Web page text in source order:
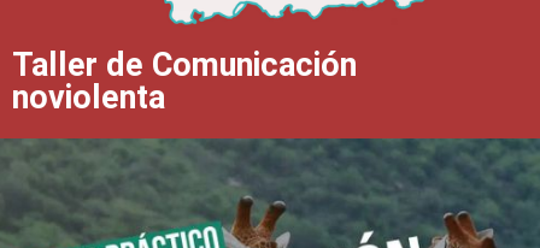
Taller de Comunicación
noviolenta